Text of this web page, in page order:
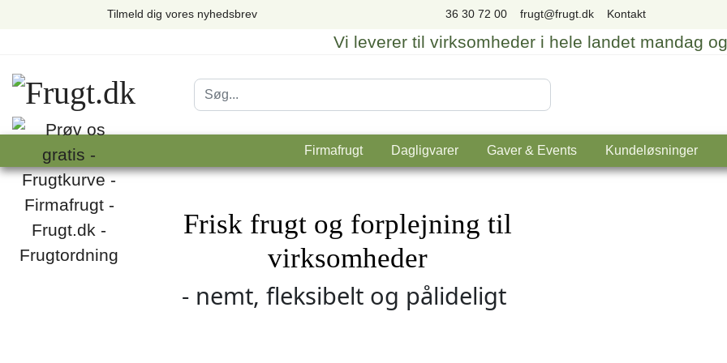
Tilmeld dig vores nyhedsbrev 36 30 72 00 frugt@frugt.dk Kontakt
Vi leverer til virksomheder i hele landet mandag
Firmafrugt Dagligvarer Gaver & Events Kundeløsninger
Frisk frugt og forplejning til
virksomheder
- nemt, fleksibelt og pålideligt